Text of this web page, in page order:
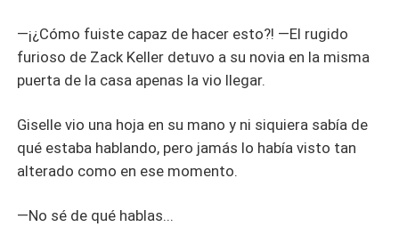
para la reina. 5 Volver a creer. 6 Pelear por ti. 7 Rojo
promesa
—¡¿Cómo fuiste capaz de hacer esto?! —El rugido
furioso de Zack Keller detuvo a su novia en la misma
puerta de la casa apenas la vio llegar.
Giselle vio una hoja en su mano y ni siquiera sabía de
qué estaba hablando, pero jamás lo había visto tan
alterado como en ese momento.
—No sé de qué hablas...